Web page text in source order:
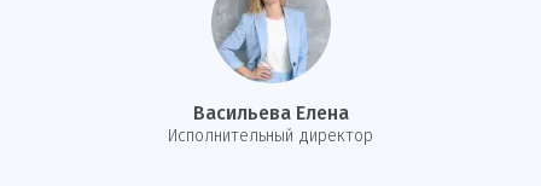
Васильева Елена
И сполнительный директор